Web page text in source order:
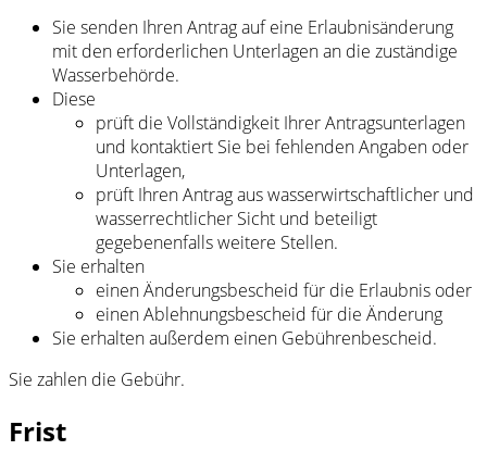
Sie senden Ihren Antrag auf eine Erlaubnisänderung
mit den erforderlichen Unterlagen an die zuständige
Wasserbehörde.
Diese
prüft die Vollständigkeit Ihrer Antragsunterlagen
und kontaktiert Sie bei fehlenden Angaben oder
Unterlagen,
prüft Ihren Antrag aus wasserwirtschaftlicher und
wasserrechtlicher Sicht und beteiligt
gegebenenfalls weitere Stellen.
Sie erhalten
einen Änderungsbescheid für die Erlaubnis oder
einen Ablehnungsbescheid für die Änderung
Sie erhalten außerdem einen Gebührenbescheid.
Sie zahlen die Gebühr.
Frist